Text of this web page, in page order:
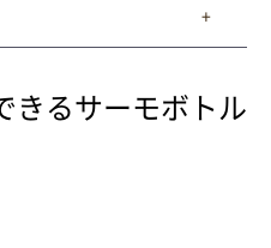
きるサーモボトル